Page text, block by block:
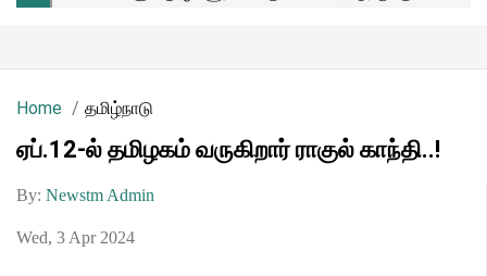
Home தமிழ்நாடு
ஏப்.12-ல் தமிழகம் வருகிறார் ராகுல் காந்தி..!
By: Newstm Admin
Wed, 3 Apr 2024